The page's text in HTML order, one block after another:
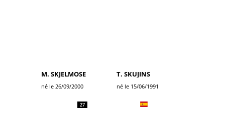
M. SKJELMOSE
né le 26/09/2000
T. SKUJINS
né le 15/06/1991
27